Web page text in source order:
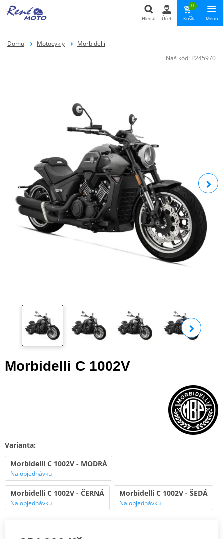
Hledat Účet
0
Košík Menu
Domů Motocykly
Morbidelli
Náš kód: P245970
Morbidelli C 1002V
Varianta:
Morbidelli C 1002V - MODRÁ
Na objednávku
Morbidelli C 1002V - ČERNÁ
Na objednávku
Morbidelli C 1002V - ŠEDÁ
Na objednávku